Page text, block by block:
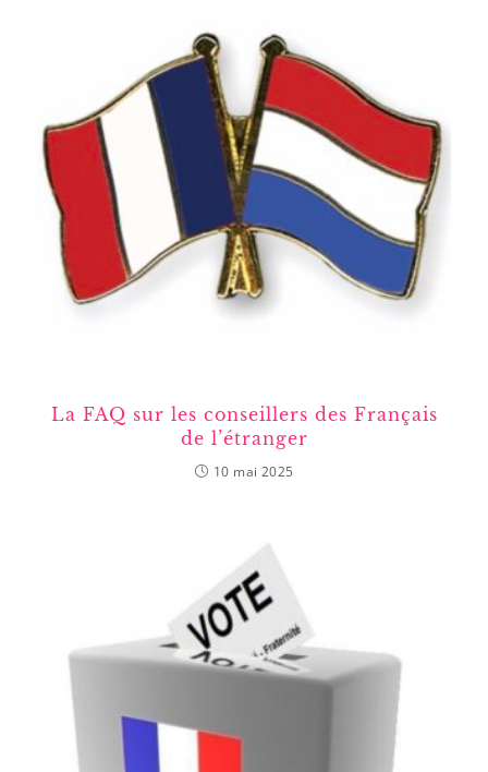
La FAQ sur les conseillers des Français
de l’étranger
10 mai 2025